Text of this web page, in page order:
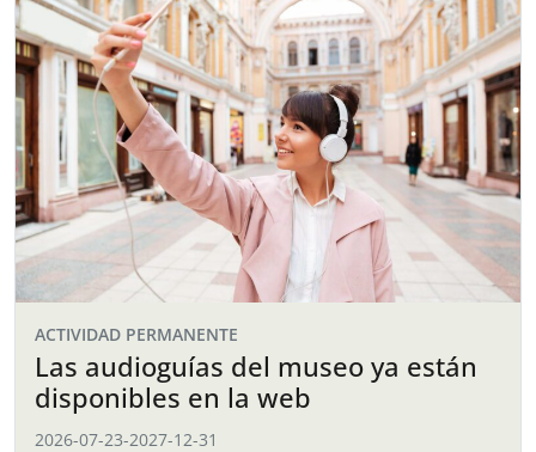
ACTIVIDAD PERMANENTE
Las audioguías del museo ya están
disponibles en la web
2026-07-23-2027-12-31